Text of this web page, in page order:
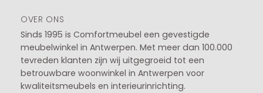
OVER ONS
Sinds 1995 is Comfortmeubel een gevestigde
meubelwinkel in Antwerpen. Met meer dan 100.000
tevreden klanten zijn wij uitgegroeid tot een
betrouwbare woonwinkel in Antwerpen voor
kwaliteitsmeubels en interieurinrichting.